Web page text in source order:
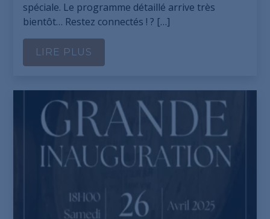
spéciale. Le programme détaillé arrive très
bientôt… Restez connectés ! ? […]
LIRE PLUS